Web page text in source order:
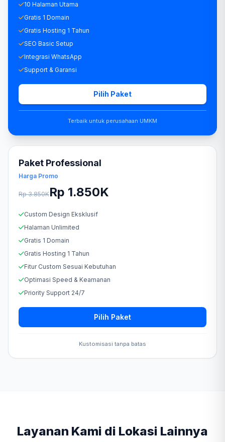
10 Halaman Utama
Gratis 1 Domain
Gratis Hosting 1 Tahun
SEO Basic Setup
Integrasi WhatsApp
Support & Garansi
Pilih Paket
Terbaik untuk perusahaan UMKM
Paket Professional
Harga Promo
Rp 3.850KRp 1.850K
Custom Design Eksklusif
Halaman Unlimited
Gratis 1 Domain
Gratis Hosting 1 Tahun
Fitur Custom Sesuai Kebutuhan
Optimasi Speed & Keamanan
Priority Support 24/7
Pilih Paket
Kustomisasi tanpa batas
Layanan Kami di Lokasi Lainnya